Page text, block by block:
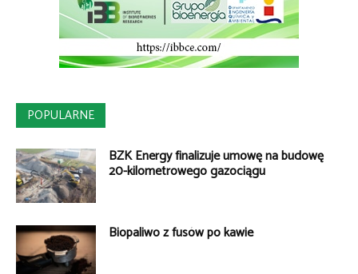
POPULARNE
BZK Energy finalizuje umowę na budowę
20-kilometrowego gazociągu
Biopaliwo z fusów po kawie